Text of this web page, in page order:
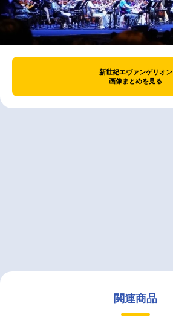
新世紀エヴァンゲリオン
画像まとめを見る
関連商品